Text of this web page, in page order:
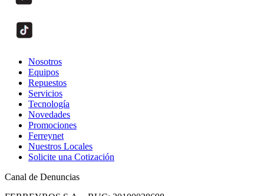
Nosotros
Equipos
Repuestos
Servicios
Tecnología
Novedades
Promociones
Ferreynet
Nuestros Locales
Solicite una Cotización
Canal de Denuncias